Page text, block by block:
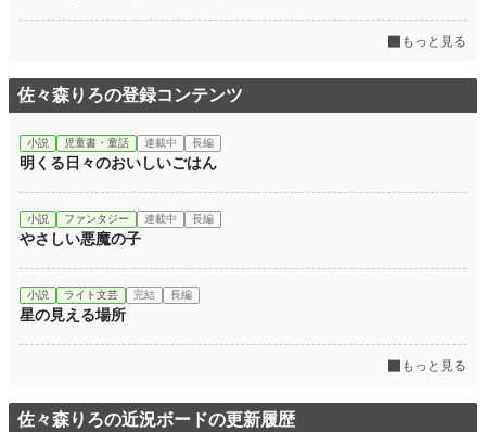
もっと見る
佐々森りろの登録コンテンツ
小説 児童書・童話 連載中 長編
明くる日々のおいしいごはん
小説 ファンタジー 連載中 長編
やさしい悪魔の子
小説 ライト文芸 完結 長編
星の見える場所
もっと見る
佐々森りろの近況ボードの更新履歴